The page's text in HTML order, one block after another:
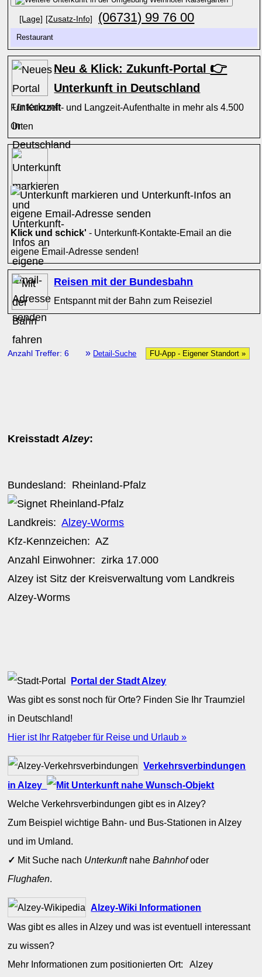
[Lage] [Zusatz-Info] (06731) 99 76 00
Restaurant
Neu & Klick: Zukunft-Portal 👉
Unterkunft in Deutschland
Für Kurzzeit- und Langzeit-Aufenthalte in mehr als 4.500
Orten
Klick und schick' - Unterkunft-Kontakte-Email an die
eigene Email-Adresse senden!
Reisen mit der Bundesbahn
Entspannt mit der Bahn zum Reiseziel
Anzahl Treffer: 6 » Detail-Suche FU-App - Eigener Standort »
KreisstadtAlzey:
Bundesland: Rheinland-Pfalz
Landkreis:Alzey-Worms
Kfz-Kennzeichen:AZ
Anzahl Einwohner: zirka 17.000
Alzey ist Sitz der Kreisverwaltung vom Landkreis
Alzey-Worms
Portal der Stadt Alzey
Was gibt es sonst noch für Orte? Finden Sie Ihr Traumziel
in Deutschland!
Hier ist Ihr Ratgeber für Reise und Urlaub »
Verkehrsverbindungen
in Alzey
Welche Verkehrsverbindungen gibt es in Alzey?
Zum Beispiel wichtige Bahn- und Bus-Stationen in Alzey
und im Umland.
✓ Mit Suche nach UnterkunftnaheBahnhofoder
Flughafen.
Alzey-Wiki Informationen
Was gibt es alles in Alzey und was ist eventuell interessant
zu wissen?
Mehr Informationen zum positionierten Ort: Alzey